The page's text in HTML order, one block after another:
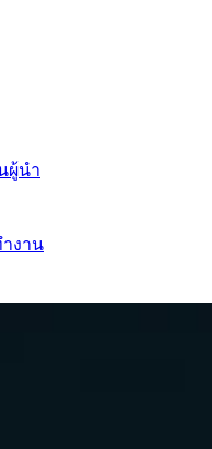
ผู้นำ
งาน